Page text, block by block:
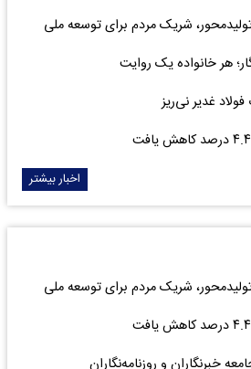
شریک مردم برای توسعه ملی
هر خانواده یک روایت
غدیر نی‌ریز
اخبار بیشتر
شریک مردم برای توسعه ملی